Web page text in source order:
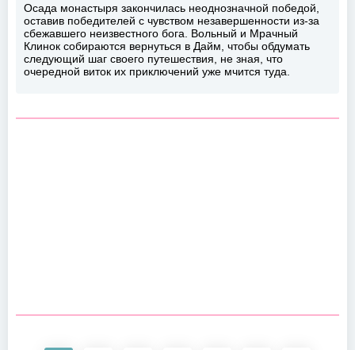
Осада монастыря закончилась неоднозначной победой,
оставив победителей с чувством незавершенности из-за
сбежавшего неизвестного бога. Вольный и Мрачный
Клинок собираются вернуться в Дайм, чтобы обдумать
следующий шаг своего путешествия, не зная, что
очередной виток их приключений уже мчится туда.